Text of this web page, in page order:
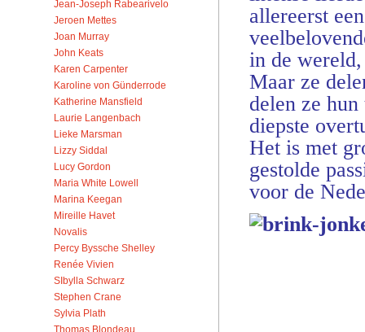
Jean-Joseph Rabearivelo
Jeroen Mettes
Joan Murray
John Keats
Karen Carpenter
Karoline von Günderrode
Katherine Mansfield
Laurie Langenbach
Lieke Marsman
Lizzy Siddal
Lucy Gordon
Maria White Lowell
Marina Keegan
Mireille Havet
Novalis
Percy Byssche Shelley
Renée Vivien
SIbylla Schwarz
Stephen Crane
Sylvia Plath
Thomas Blondeau
allereerst
in de
Maar ze
delen ze
diepste
Het is met
gestolde
voor de